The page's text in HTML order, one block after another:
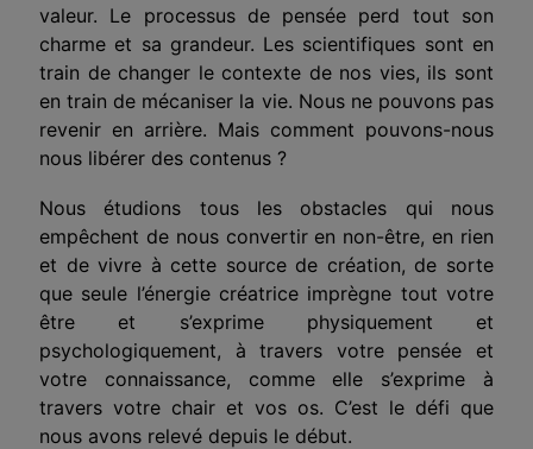
valeur. Le processus de pensée perd tout son
charme et sa grandeur. Les scientifiques sont en
train de changer le contexte de nos vies, ils sont
en train de mécaniser la vie. Nous ne pouvons pas
revenir en arrière. Mais comment pouvons-nous
nous libérer des contenus ?
Nous étudions tous les obstacles qui nous
empêchent de nous convertir en non-être, en rien
et de vivre à cette source de création, de sorte
que seule l’énergie créatrice imprègne tout votre
être et s’exprime physiquement et
psychologiquement, à travers votre pensée et
votre connaissance, comme elle s’exprime à
travers votre chair et vos os. C’est le défi que
nous avons relevé depuis le début.